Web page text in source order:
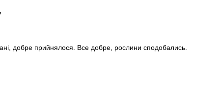
добре прийнялося. Все добре, рослини сподобались.